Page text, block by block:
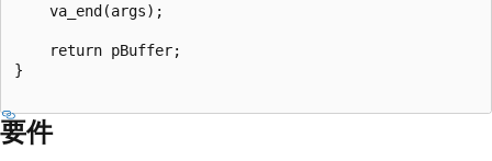
    va_end(args);
    return pBuffer;
}
要件